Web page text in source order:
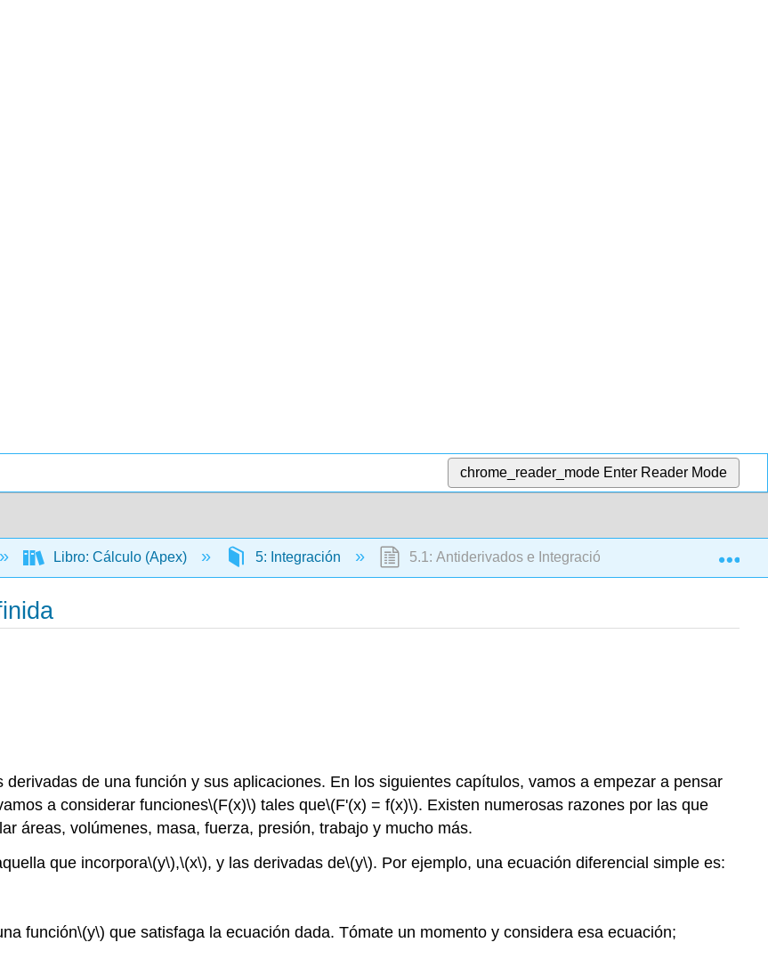
chrome_reader_mode Enter Reader Mode
Libro: Cálculo (Apex) 5: Integración 5.1: Antiderivados e Integración Indefinida
de una función y sus aplicaciones. En los siguientes capítulos, vamos a empezar a pensar
a considerar funciones\(F(x)\) tales que\(F'(x) = f(x)\). Existen numerosas razones por las que
áreas, volúmenes, masa, fuerza, presión, trabajo y mucho más.
que incorpora\(y\),\(x\), y las derivadas de\(y\). Por ejemplo, una ecuación diferencial simple es:
función\(y\) que satisfaga la ecuación dada. Tómate un momento y considera esa ecuación;